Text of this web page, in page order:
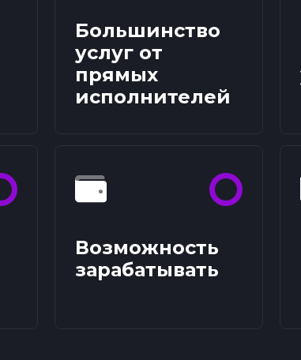
Большинство
услуг от
прямых
исполнителей
Возможность
зарабатывать